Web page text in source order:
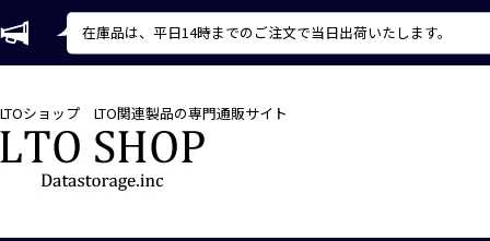
在庫品は、平日14時までのご注文で当日出荷いたします。
LTOショップ LTO関連製品の専門通販サイト